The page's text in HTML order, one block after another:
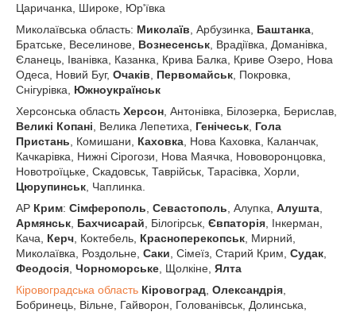
Царичанка, Широке, Юр'ївка
Миколаївська область: Миколаїв , Арбузинка, Баштанка
Братське, Веселинове, Вознесенськ , Врадіївка, Доманівка,
Єланець, Іванівка, Казанка, Крива Балка, Криве Озеро, Нова
Одеса, Новий Буг, Очаків Первомайськ , Покровка,
Снігурівка, Южноукраїнськ
Херсонська область Херсон , Антонівка, Білозерка, Берислав,
Великі Копані , Велика Лепетиха, Генічеськ Гола
Пристань , Комишани, Каховка , Нова Каховка, Каланчак,
Качкарівка, Нижні Сірогози, Нова Маячка, Нововоронцовка,
Новотроїцьке, Скадовськ, Таврійськ, Тарасівка, Хорли,
Цюрупинськ , Чаплинка.
АР Крим: Сімферополь Севастополь , Алупка, Алушта
Армянськ Бахчисарай , Білогірськ, Євпаторія , Інкерман,
Кача, Керч , Коктебель, Красноперекопськ , Мирний,
Миколаївка, Роздольне, Саки , Сімеїз, Старий Крим, Судак
Феодосія Чорноморське , Щолкіне, Ялта
Кіровоградська область Кіровоград Олександрія
Бобринець, Вільне, Гайворон, Голованівськ, Долинська,